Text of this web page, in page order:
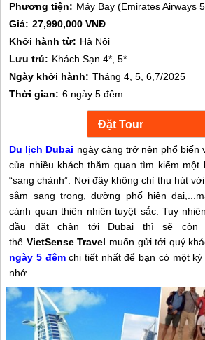
Phương tiện: Máy Bay (Emirates Airways
Giá: 27,990,000 VNĐ
Khởi hành từ: Hà Nội
Lưu trú: Khách Sạn 4*, 5*
Ngày khởi hành: Tháng 4, 5, 6,7/2025
Thời gian: 6 ngày 5 đêm
Du lịch Dubai ngày càng trở nên phổ biến
của nhiều khách thăm quan tìm kiếm một
“sang chảnh”. Nơi đây không chỉ thu hút
sắm sang trọng, đường phố hiện
cảnh quan thiên nhiên tuyệt sắc. Tuy
đầu đặt chân tới Dubai thì sẽ còn
thế VietSense Travel muốn gửi tới quý
ngày 5 đêmchi tiết nhất để bạn có một
nhớ.